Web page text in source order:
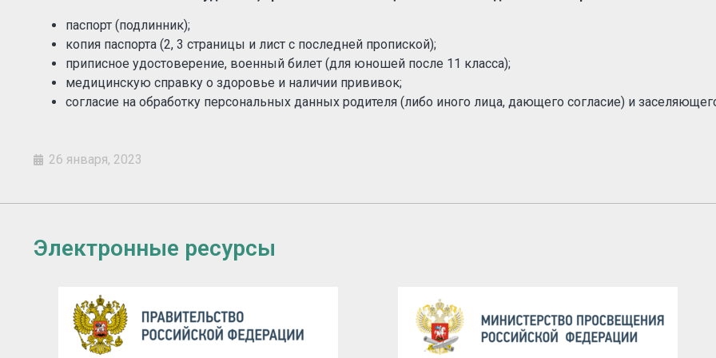
паспорт (подлинник);
копия паспорта (2, 3 страницы и лист с последней пропиской);
приписное удостоверение, военный билет (для юношей после 11 класса);
медицинскую справку о здоровье и наличии прививок;
согласие на обработку персональных данных родителя (либо иного лица, дающего согласие) и
26 января, 2023
Электронные ресурсы